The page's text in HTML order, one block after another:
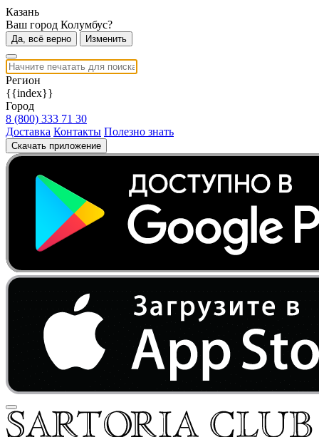
Казань
Ваш город Колумбус?
Да, всё верно Изменить
Регион
{{index}}
Город
8 (800) 333 71 30
Доставка Контакты Полезно знать
Скачать приложение